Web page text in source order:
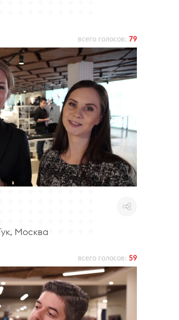
всего голосов:79
Москва
всего голосов:59